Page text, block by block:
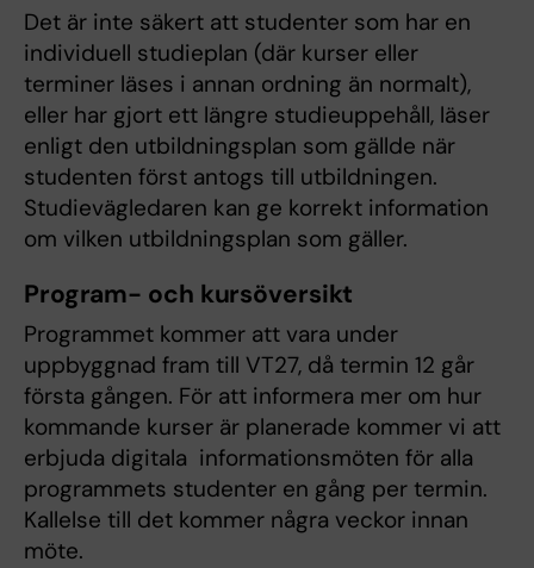
Det är inte säkert att studenter som har en
individuell studieplan (där kurser eller
terminer läses i annan ordning än normalt),
eller har gjort ett längre studieuppehåll, läser
enligt den utbildningsplan som gällde när
studenten först antogs till utbildningen.
Studievägledaren kan ge korrekt information
om vilken utbildningsplan som gäller.
Program- och kursöversikt
Programmet kommer att vara under
uppbyggnad fram till VT27, då termin 12 går
första gången. För att informera mer om hur
kommande kurser är planerade kommer vi att
erbjuda digitala informationsmöten för alla
programmets studenter en gång per termin.
Kallelse till det kommer några veckor innan
möte.